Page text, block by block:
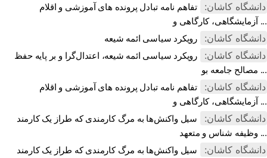
دانشگاه کاشان:
تفاهم نامه تبادل پرونده‌ های آموزشی و اقلام
آزمایشگاهی، کارگاهی و ...
دانشگاه کاشان: رویکرد سیاسی ائمه شیعه
دانشگاه کاشان:
رویکرد سیاسی ائمه شیعه، اعتدال‌گرا و بر پایه حفظ
مصالح جامعه بو ...
دانشگاه کاشان:
تفاهم نامه تبادل پرونده‌ های آموزشی و اقلام
آزمایشگاهی، کارگاهی و ...
دانشگاه کاشان:
سیل واکنش‌ها به مرگ کارمندی که طراز یک کارمند
وظیفه شناس و متعهد ...
دانشگاه کاشان:
سیل واکنش‌ها به مرگ کارمندی که طراز یک کارمند